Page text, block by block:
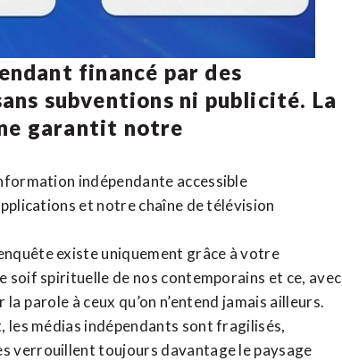
financé par des
subventions ni publicité. La
garantit notre
indépendante accessible
et notrechaîne de télévision
existe uniquement grâce à votre
soif spirituelle de nos contemporains et ce, avec
la parole à ceux qu’on n’entend jamais ailleurs.
les médias indépendants sont fragilisés,
verrouillent toujours davantage le paysage